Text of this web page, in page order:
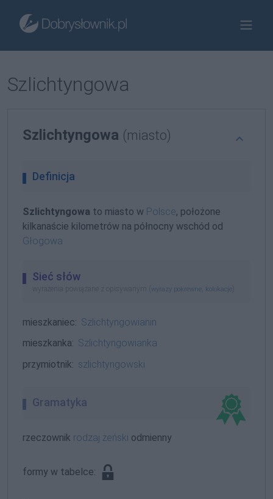
Szlichtyngowa
Szlichtyngowa (miasto)
Definicja
Szlichtyngowa to miasto w Polsce, położone
kilkanaście kilometrów na północny wschód od
Głogowa
Sieć słów
wyrażenia powiązane z opisywanym ( wyrazy pokrewne kolokacje
mieszkaniec: Szlichtyngowianin
mieszkanka: Szlichtyngowianka
przymiotnik: szlichtyngowski
Gramatyka
rzeczownik rodzaj żeński odmienny
formy w tabelce: